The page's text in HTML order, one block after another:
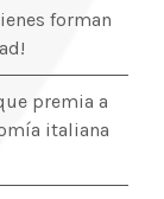
forman
premia a
italiana